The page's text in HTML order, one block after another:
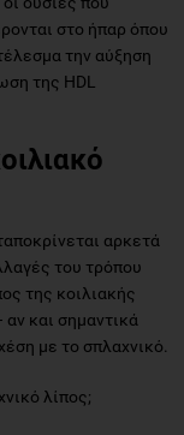
στο ήπαρ όπου
την αύξηση
της HDL
αρκετά
του τρόπου
της κοιλιακής
αν και σημαντικά
με το σπλαχνικό.
λίπος;